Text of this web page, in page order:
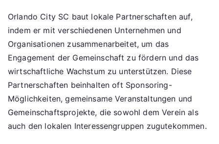
Orlando City SC baut lokale Partnerschaften auf,
indem er mit verschiedenen Unternehmen und
Organisationen zusammenarbeitet, um das
Engagement der Gemeinschaft zu fördern und das
wirtschaftliche Wachstum zu unterstützen. Diese
Partnerschaften beinhalten oft Sponsoring-
Möglichkeiten, gemeinsame Veranstaltungen und
Gemeinschaftsprojekte, die sowohl dem Verein als
auch den lokalen Interessengruppen zugutekommen.